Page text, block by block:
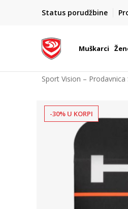
Status porudžbine
Muškarci
Sport Vision –
-30% U KORPI